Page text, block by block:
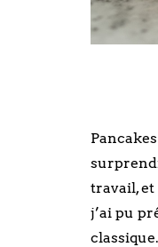
travail,
j’ai pu